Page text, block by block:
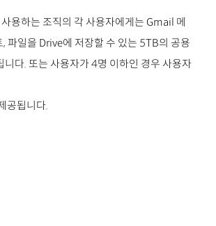
용하는 조직의 각 사용자에게는 Gmail 메
파일을 Drive에 저장할 수 있는 5TB의 공용
니다. 또는 사용자가 4명 이하인 경우 사용자
공됩니다.